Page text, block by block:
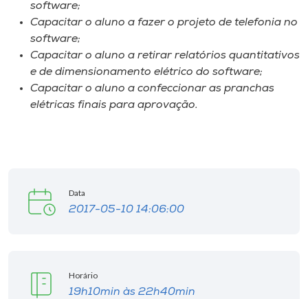
software;
Capacitar o aluno a fazer o projeto de telefonia no
software;
Capacitar o aluno a retirar relatórios quantitativos
e de dimensionamento elétrico do software;
Capacitar o aluno a confeccionar as pranchas
elétricas finais para aprovação.
Data
2017-05-10 14:06:00
Horário
19h10min às 22h40min